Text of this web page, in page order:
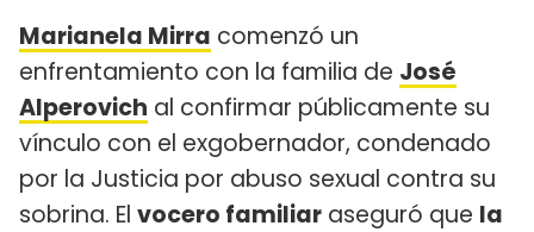
Marianela Mirra comenzó un
enfrentamiento con la familia de José
Alperovich al confirmar públicamente su
vínculo con el exgobernador, condenado
por la Justicia por abuso sexual contra su
sobrina. El vocero familiar aseguró que la